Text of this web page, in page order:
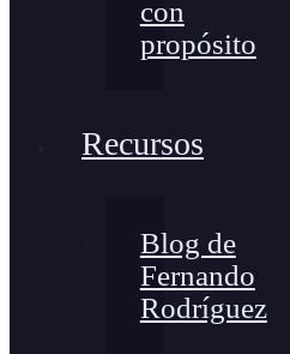
con
propósito
Recursos
Blog de
Fernando
Rodríguez